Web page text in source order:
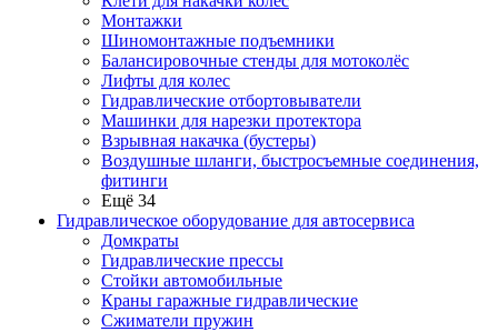
Монтажки
Шиномонтажные подъемники
Балансировочные стенды для мотоколёс
Лифты для колес
Гидравлические отбортовыватели
Машинки для нарезки протектора
Взрывная накачка (бустеры)
Воздушные шланги, быстросъемные соединения,
фитинги
Ещё 34
Гидравлическое оборудование для автосервиса
Домкраты
Гидравлические прессы
Стойки автомобильные
Краны гаражные гидравлические
Сжиматели пружин